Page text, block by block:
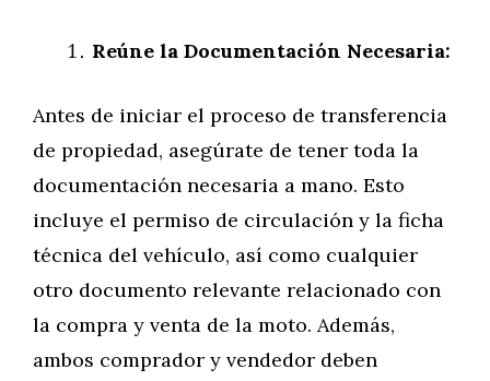
Reúne la Documentación Necesaria:
Antes de iniciar el proceso de transferencia
de propiedad, asegúrate de tener toda la
documentación necesaria a mano. Esto
incluye el permiso de circulación y la ficha
técnica del vehículo, así como cualquier
otro documento relevante relacionado con
la compra y venta de la moto. Además,
ambos comprador y vendedor deben